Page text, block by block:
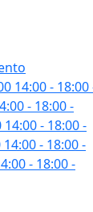
14:00 - 18:00
- 18:00-
14:00 - 18:00-
14:00 - 18:00-
- 18:00-